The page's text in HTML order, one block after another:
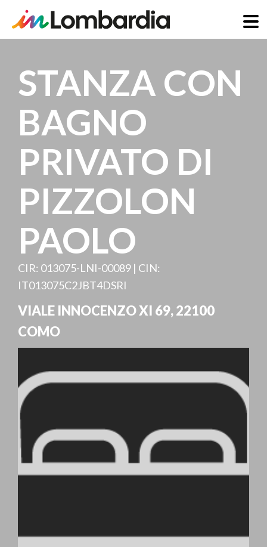
contenuto
principale
STANZA CON
BAGNO
PRIVATO DI
PIZZOLON
PAOLO
CIR: 013075-LNI-00089 | CIN:
IT013075C2JBT4DSRI
VIALE INNOCENZO XI 69,22100
COMO